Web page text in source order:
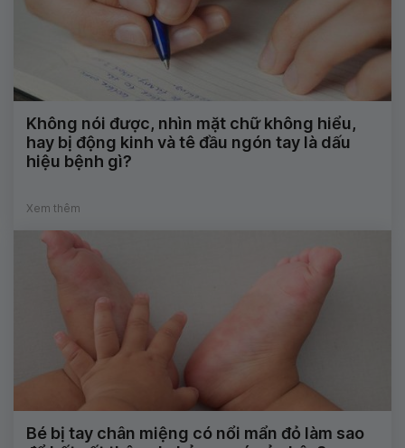
Không nói được, nhìn mặt chữ không hiểu,
hay bị động kinh và tê đầu ngón tay là dấu
hiệu bệnh gì?
Xem thêm
Bé bị tay chân miệng có nổi mẩn đỏ làm sao